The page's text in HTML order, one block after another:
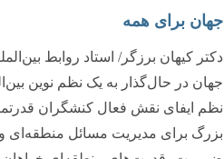
جهان برای همه
دکتر کیهان برزگر/ استاد روابط
جهان در حال‌گذار به یک نظم نوین
نظم ایفای نقش فعال کنشگران
بزرگ برای مدیریت مسائل منطقه‌ای